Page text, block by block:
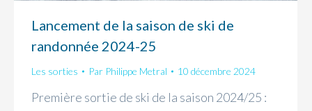
Lancement de la saison de ski de
randonnée 2024-25
Les sorties Par Philippe Metral 10 décembre 2024
Première sortie de ski de la saison 2024/25 :